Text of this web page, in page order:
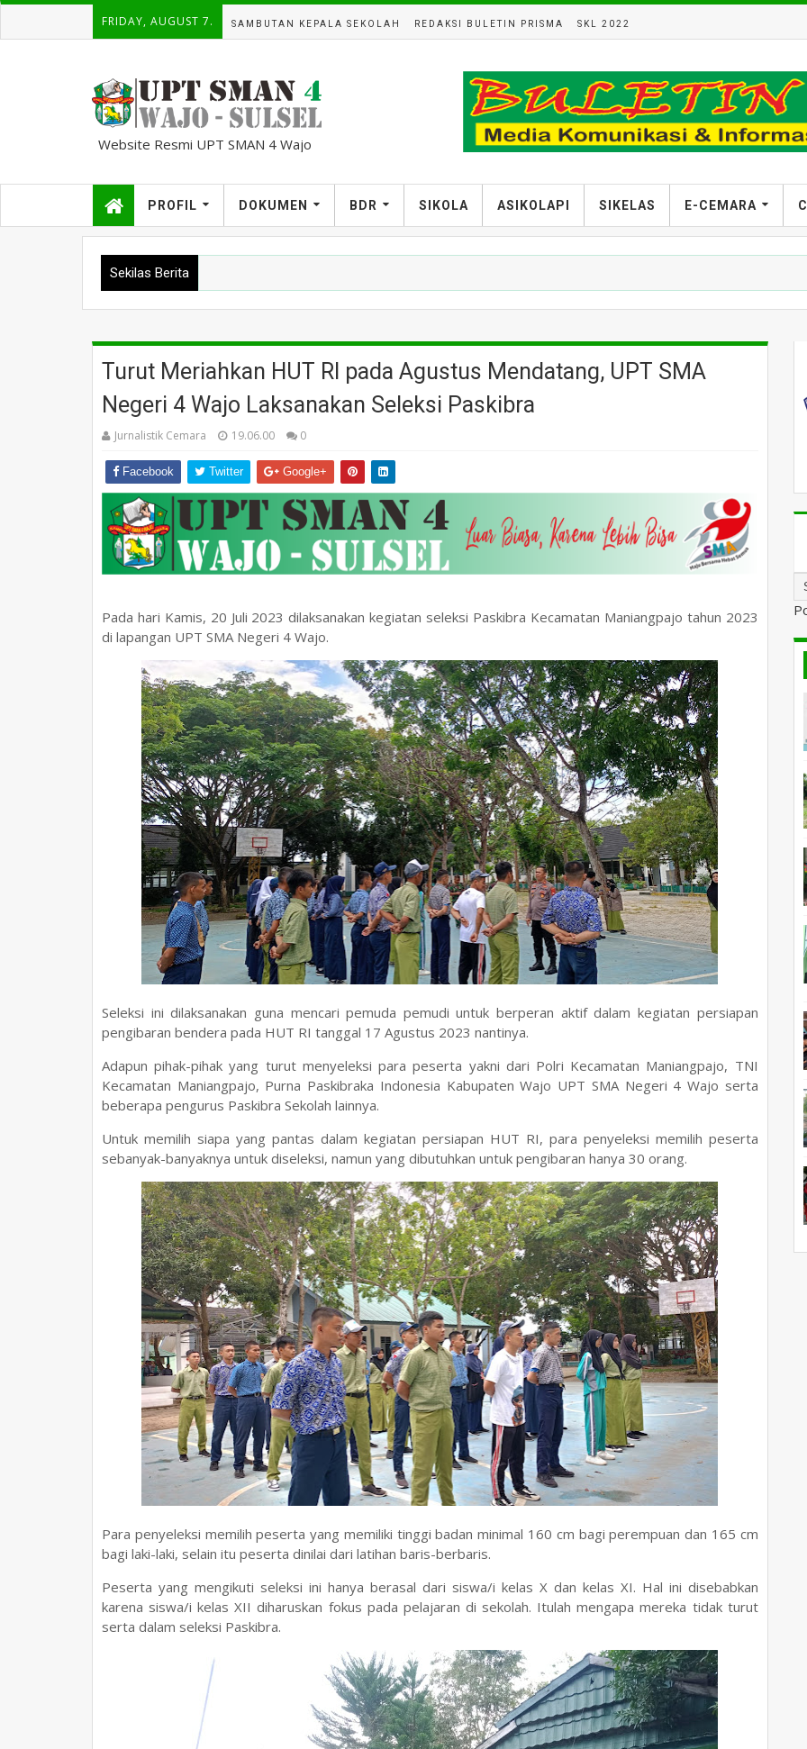
FRIDAY, AUGUST 7. SAMBUTAN KEPALA SEKOLAH REDAKSI BULETIN PRISMA SKL 2022
Website Resmi UPT SMAN 4 Wajo
PROFIL DOKUMEN BDR SIKOLA ASIKOLAPI SIKELAS E-CEMARA
Sekilas Berita
Turut Meriahkan HUT RI pada Agustus Mendatang, UPT SMA
Negeri 4 Wajo Laksanakan Seleksi Paskibra
Jurnalistik Cemara 19.06.00 0
Facebook Twitter Google+
Pada hari Kamis, 20 Juli 2023 dilaksanakan kegiatan seleksi Paskibra Kecamatan Maniangpajo tahun 2023
di lapangan UPT SMA Negeri 4 Wajo.
Seleksi ini dilaksanakan guna mencari pemuda pemudi untuk berperan aktif dalam kegiatan persiapan
pengibaran bendera pada HUT RI tanggal 17 Agustus 2023 nantinya.
Adapun pihak-pihak yang turut menyeleksi para peserta yakni dari Polri Kecamatan Maniangpajo, TNI
Kecamatan Maniangpajo, Purna Paskibraka Indonesia Kabupaten Wajo UPT SMA Negeri 4 Wajo serta
beberapa pengurus Paskibra Sekolah lainnya.
Untuk memilih siapa yang pantas dalam kegiatan persiapan HUT RI, para penyeleksi memilih peserta
sebanyak-banyaknya untuk diseleksi, namun yang dibutuhkan untuk pengibaran hanya 30 orang.
Para penyeleksi memilih peserta yang memiliki tinggi badan minimal 160 cm bagi perempuan dan 165 cm
bagi laki-laki, selain itu peserta dinilai dari latihan baris-berbaris.
Peserta yang mengikuti seleksi ini hanya berasal dari siswa/i kelas X dan kelas XI. Hal ini disebabkan
karena siswa/i kelas XII diharuskan fokus pada pelajaran di sekolah. Itulah mengapa mereka tidak turut
serta dalam seleksi Paskibra.